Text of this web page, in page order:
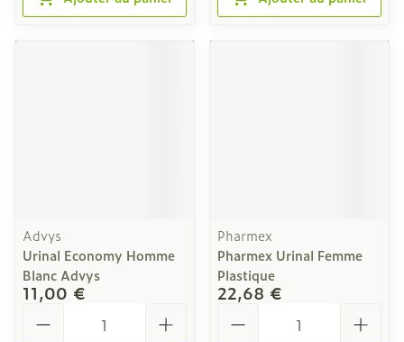
Advys
Urinal Economy Homme
Blanc Advys
11,00 €
Pharmex
Pharmex Urinal Femme
Plastique
22,68 €